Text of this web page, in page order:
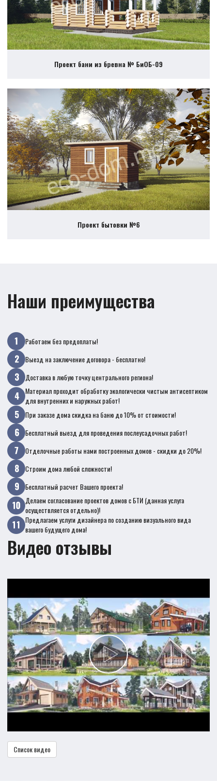
Проект бани из бревна № БиОБ-09
Проект бытовки №6
Наши преимущества
Работаем без предоплаты!
Выезд на заключение договора - бесплатно!
Доставка в любую точку центрального региона!
Материал проходит обработку экологически чистым антисептиком
для внутренних и наружных работ!
При заказе дома скидка на баню до 10% от стоимости!
Бесплатный выезд для проведения послеусадочных работ!
Отделочные работы нами построенных домов - скидки до 20%!
Строим дома любой сложности!
Бесплатный расчет Вашего проекта!
Делаем согласование проектов домов с БТИ (данная услуга
осуществляется отдельно)!
Предлагаем услуги дизайнера по созданию визуального вида
вашего будущего дома!
Видео отзывы
Список видео